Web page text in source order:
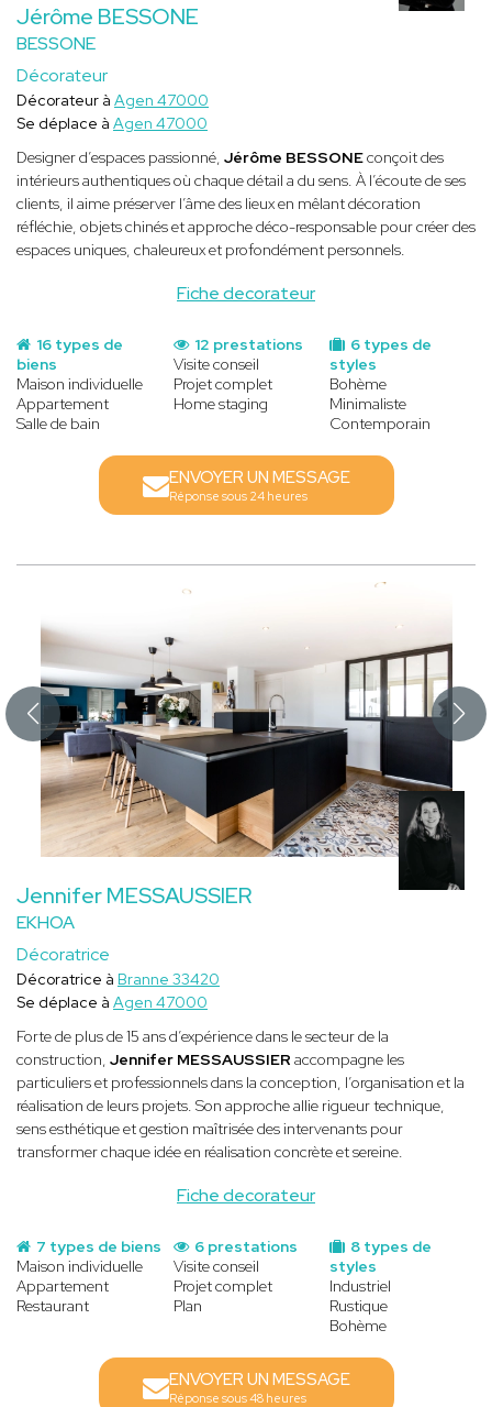
Jérôme BESSONE
BESSONE
Décorateur
Fiche decorateur
Décorateur à Agen 47000
Se déplace à Agen 47000
Designer d’espaces passionné, Jérôme BESSONEconçoit des
intérieurs authentiques où chaque détail a du sens. À l’écoute de ses
clients, il aime préserver l’âme des lieux en mêlant décoration
réfléchie, objets chinés et approche déco-responsable pour créer des
espaces uniques, chaleureux et profondément personnels.
16 types de
biens
Maison individuelle
Appartement
Salle de bain
6 types de
styles
Bohème
Minimaliste
Contemporain
12 prestations
Visite conseil
Projet complet
Home staging
ENVOYER UN MESSAGE
Réponse sous 24 heures
Jennifer MESSAUSSIER
EKHOA
Décoratrice
Fiche decorateur
Décoratrice à Branne 33420
Se déplace à Agen 47000
Forte de plus de 15 ans d’expérience dans le secteur de la
construction, Jennifer MESSAUSSIER accompagne les
particuliers et professionnels dans la conception, l’organisation et la
réalisation de leurs projets. Son approche allie rigueur technique,
sens esthétique et gestion maîtrisée des intervenants pour
transformer chaque idée en réalisation concrète et sereine.
7 types de biens
Maison individuelle
Appartement
Restaurant
8 types de
styles
Industriel
Rustique
Bohème
6 prestations
Visite conseil
Projet complet
Plan
ENVOYER UN MESSAGE
Réponse sous 48 heures